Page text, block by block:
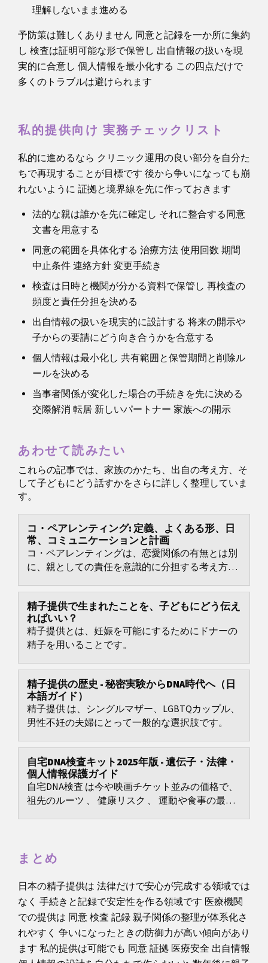
理解しないまま進める
予防策は難しくありません 同意と記録を一か所に集約
し 検査は証明可能な形で保管し 出自情報の扱いを現
実的に合意し 個人情報を最小化する この四点だけで
多くのトラブルは避けられます
私的提供向け 実務チェックリスト
私的に進めるなら クリニック運用の良い部分を自分た
ちで再現することが目標です 後から争いになっても崩
れないように 証拠と境界線を先に作っておきます
法的な親は誰かを先に確定し それに整合する同意
文書を用意する
同意の範囲を具体化する 治療方法 使用回数 期間
中止条件 連絡方針 変更手続き
検査は日時と機関が分かる資料で保管し 再検査の
頻度と責任分担を決める
出自情報の扱いを現実的に設計する 将来の開示や
子からの要請にどう向き合うかを合意する
個人情報は最小化し 共有範囲と保管期間と削除ル
ールを決める
当事者関係が変化した場合の手続きを先に決める
交際解消 転居 新しいパートナー 家族への開示
あわせて読みたい
これらの記事では、家族のかたち、出自の考え方、そ
して子どもにどう話すかをさらに詳しく整理していま
す。
コ・ペアレンティング: 定義、よくある形、日
常、コミュニケーションと計画
コ・ペアレンティングは、恋愛関係の有無とは別
に、親としての責任を意識的に分担する考え方で
精子提供で生まれたことを、子どもにどう伝え
ればいい？
精子提供とは、妊娠を可能にするためにドナーの
精子を用いることです。
精子提供の歴史 - 秘密実験からDNA時代へ（日
本語ガイド）
精子提供 は、シングルマザー、LGBTQカップル、
男性不妊の夫婦にとって一般的な選択肢です。
自宅DNA検査キット2025年版 - 遺伝子・法律・
個人情報保護ガイド
自宅DNA検査 は今や映画チケット並みの価格で、
祖先のルーツ 、 健康リスク 、 運動や食事の最適
まとめ
日本の精子提供は 法律だけで安心が完成する領域では
なく 手続きと記録で安定性を作る領域です 医療機関
での提供は 同意 検査 記録 親子関係の整理が体系化さ
れやすく 争いになったときの防御力が高い傾向があり
ます 私的提供は可能でも 同意 証拠 医療安全 出自情報